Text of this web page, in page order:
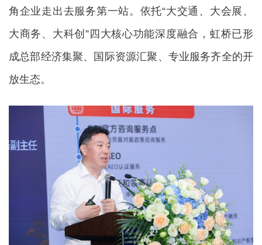
角企业走出去服务第一站。依托“大交通、大会展、
大商务、大科创”四大核心功能深度融合，虹桥已形
成总部经济集聚、国际资源汇聚、专业服务齐全的开
放生态。